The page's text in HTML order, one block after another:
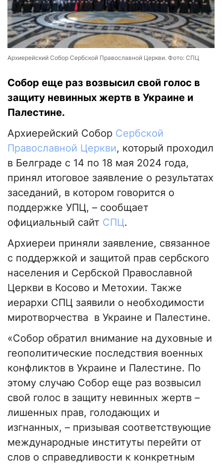
Архиерейский Собор Сербской Православной Церкви. Фото: СПЦ
Собор еще раз возвысил свой голос в
защиту невинных жертв в Украине и
Палестине.
Архиерейский Собор Сербской
Православной Церкви, который проходил
в Белграде с 14 по 18 мая 2024 года,
принял итоговое заявление о результатах
заседаний, в котором говорится о
поддержке УПЦ, – сообщает
официальный сайт СПЦ.
Архиереи приняли заявление, связанное
с поддержкой и защитой прав сербского
населения и Сербской Православной
Церкви в Косово и Метохии. Также
иерархи СПЦ заявили о необходимости
миротворчества в Украине и Палестине.
«Собор обратил внимание на духовные и
геополитические последствия военных
конфликтов в Украине и Палестине. По
этому случаю Собор еще раз возвысил
свой голос в защиту невинных жертв –
лишенных прав, голодающих и
изгнанных, – призывая соответствующие
международные институты перейти от
слов о справедливости к конкретным